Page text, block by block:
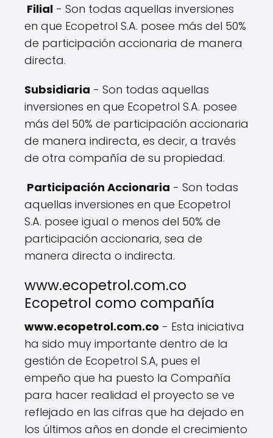
Filial - Son todas aquellas inversiones
en que Ecopetrol S.A. posee más del 50%
de participación accionaria de manera
directa.
Subsidiaria - Son todas aquellas
inversiones en que Ecopetrol S.A. posee
más del 50% de participación accionaria
de manera indirecta, es decir, a través
de otra compañía de su propiedad.
Participación Accionaria - Son todas
aquellas inversiones en que Ecopetrol
S.A. posee igual o menos del 50% de
participación accionaria, sea de
manera directa o indirecta.
www.ecopetrol.com.co
Ecopetrol como compañía
www.ecopetrol.com.co - Esta iniciativa
ha sido muy importante dentro de la
gestión de Ecopetrol S.A, pues el
empeño que ha puesto la Compañía
para hacer realidad el proyecto se ve
reflejado en las cifras que ha dejado en
los últimos años en donde el crecimiento